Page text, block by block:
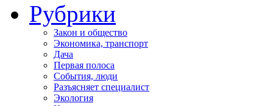
Рубрики
Закон и общество
Экономика, транспорт
Дача
Первая полоса
События, люди
Разъясняет специалист
Экология